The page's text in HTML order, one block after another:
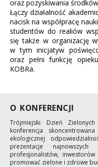
oraz pozyskiwania
Łączy działalność
nacisk na współpracę
studentów do realiów
się także w organizację
w tym inicjatyw
oraz pełni funkcję
KOBRa.
O KONFERENCJI
Trójmiejski Dzień
konferencja
ekologicznej
prezentacje
profesjonalistów,
promować zielone i zdrowe